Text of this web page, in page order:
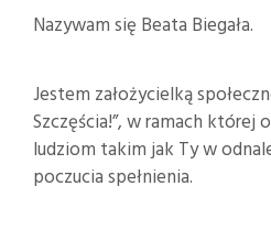
Nazywam się Beata Biegała.
Jestem założycielką
Szczęścia!”, w ramach której
ludziom takim jak Ty w
poczucia spełnienia.